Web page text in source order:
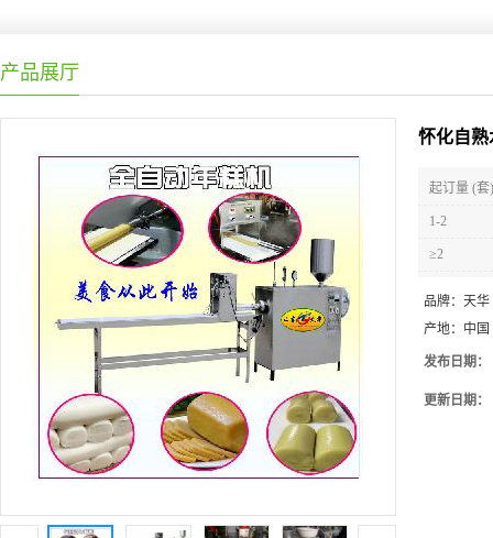
产品展厅
怀化自熟
起订量 (套)
1-2
≥2
品牌： 天华
产地： 中国
发布日期：
更新日期：